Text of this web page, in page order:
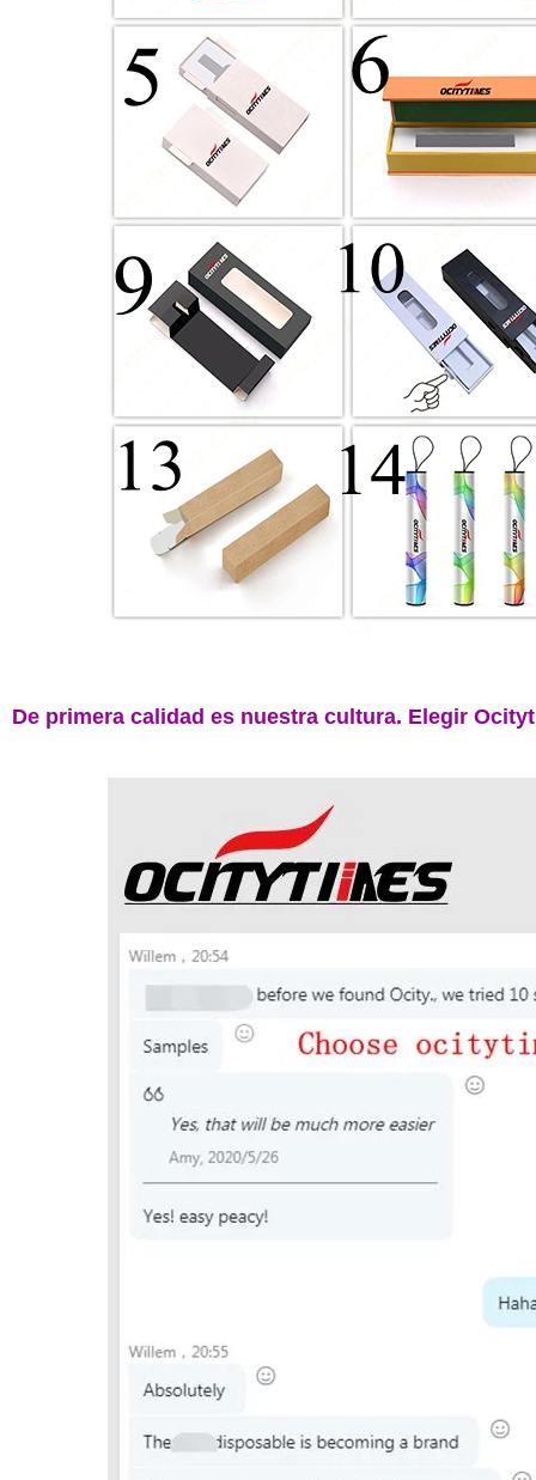
De primera calidad es nuestra cultura. Elegir